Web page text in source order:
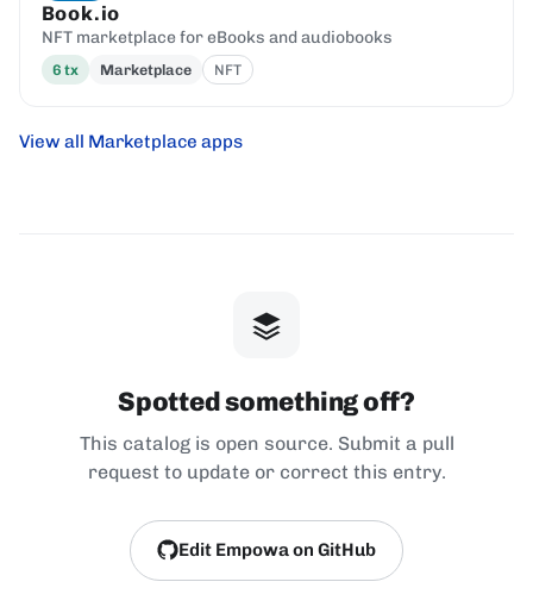
Book.io
NFT marketplace for eBooks and audiobooks
6 tx Marketplace NFT
View all Marketplace apps
Spotted something off?
This catalog is open source. Submit a pull
request to update or correct this entry.
Edit Empowa on GitHub